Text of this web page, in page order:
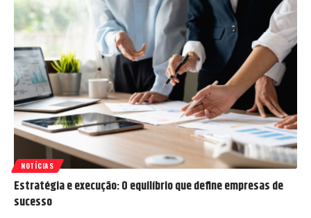
NOTÍCIAS
Estratégia e execução: O equilíbrio que define empresas de
sucesso